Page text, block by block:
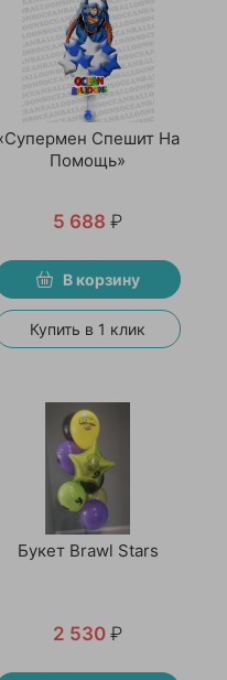
Спешит На
Помощь»
5 688 ₽
В корзину
Купить в 1 клик
Букет Brawl Stars
2 530 ₽